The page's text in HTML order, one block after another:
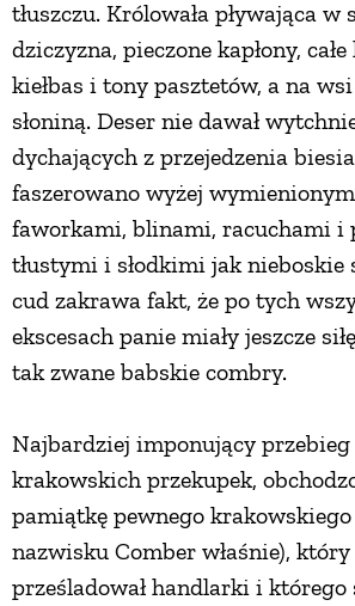
tłuszczu. Królowała pływająca w
dziczyzna, pieczone kapłony,
kiełbas i tony pasztetów, a na
słoniną. Deser nie dawał
dychających z przejedzenia
faszerowano wyżej
faworkami, blinami, racuchami i
tłustymi i słodkimi jak nieboskie
cud zakrawa fakt, że po tych
ekscesach panie miały jeszcze
tak zwane babskie combry.
Najbardziej imponujący przebieg
krakowskich przekupek,
pamiątkę pewnego
nazwisku Comber właśnie), który
prześladował handlarki i którego